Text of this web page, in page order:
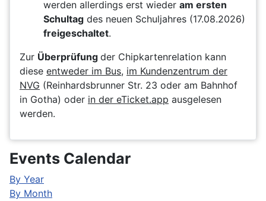
werden allerdings erst wieder am ersten
Schultag des neuen Schuljahres (17.08.2026)
freigeschaltet.
Zur Überprüfung der Chipkartenrelation kann
diese entweder im Bus, im Kundenzentrum der
NVG (Reinhardsbrunner Str. 23 oder am Bahnhof
in Gotha) oder in der eTicket.app ausgelesen
werden.
Events Calendar
By Year
By Month